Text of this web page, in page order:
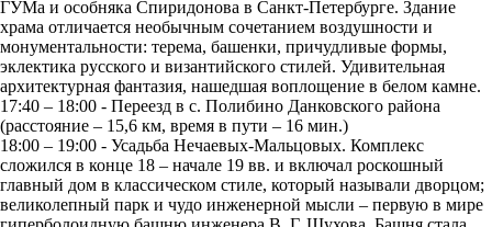
ГУМа и особняка Спиридонова в Санкт-Петербурге. Здание
храма отличается необычным сочетанием воздушности и
монументальности: терема, башенки, причудливые формы,
эклектика русского и византийского стилей. Удивительная
архитектурная фантазия, нашедшая воплощение в белом камне.
17:40 – 18:00 - Переезд в с. Полибино Данковского района
(расстояние – 15,6 км, время в пути – 16 мин.)
18:00 – 19:00 - Усадьба Нечаевых-Мальцовых. Комплекс
сложился в конце 18 – начале 19 вв. и включал роскошный
главный дом в классическом стиле, который называли дворцом;
великолепный парк и чудо инженерной мысли – первую в мире